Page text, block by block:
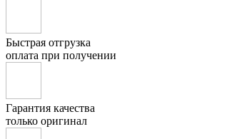
Быстрая отгрузка
оплата при получении
Гарантия качества
только оригинал